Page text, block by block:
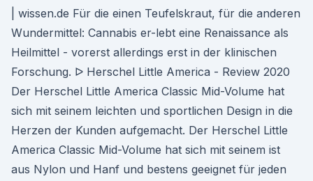
| wissen.de Für die einen Teufelskraut, für die anderen
Wundermittel: Cannabis er-lebt eine Renaissance als
Heilmittel - vorerst allerdings erst in der klinischen
Forschung. ᐅ Herschel Little America - Review 2020
Der Herschel Little America Classic Mid-Volume hat
sich mit seinem leichten und sportlichen Design in die
Herzen der Kunden aufgemacht. Der Herschel Little
America Classic Mid-Volume hat sich mit seinem ist
aus Nylon und Hanf und bestens geeignet für jeden